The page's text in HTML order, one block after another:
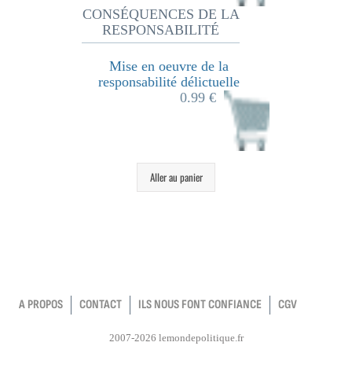
CONSÉQUENCES DE LA
RESPONSABILITÉ
Mise en oeuvre de la
responsabilité délictuelle
0.99 €
Aller au panier
A PROPOS CONTACT ILS NOUS FONT CONFIANCE CGV
2007-2026 lemondepolitique.fr